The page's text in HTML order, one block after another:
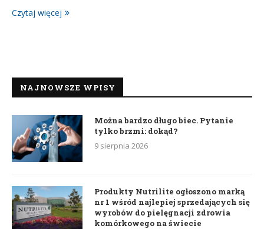
Czytaj więcej
NAJNOWSZE WPISY
Można bardzo długo biec. Pytanie
tylko brzmi: dokąd?
9 sierpnia 2026
Produkty Nutrilite ogłoszono marką
nr 1 wśród najlepiej sprzedających się
wyrobów do pielęgnacji zdrowia
komórkowego na świecie